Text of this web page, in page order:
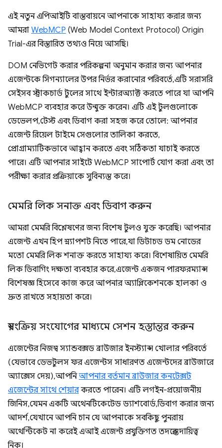
এই নতুন এপিআইটি বাস্তবায়নে আপনাকে সাহায্য করার জন্য
আমরা WebMCP (Web Model Context Protocol) Origin
Trial-এর বিস্তারিত তথ্যও নিয়ে আসছি।
DOM নেভিগেট করার পরিকল্পনা অনুমান করার জন্য আপনার
এজেন্টকে সিগন্যালের উপর নির্ভর করানোর পরিবর্তে, এটি সরাসরি
সেইসব স্ট্রাকচার্ড টুলের সাথে ইন্টারঅ্যাক্ট করতে পারে যা আপনি
WebMCP ব্যবহার করে উন্মুক্ত করেন। এটি এই টুলগুলোকে
ডেভেলপ, টেস্ট এবং ডিবাগ করা সহজ করে তোলে: আপনার
এজেন্ট রিয়েল টাইমে সেগুলোর তালিকা করতে,
প্রোগ্রাম্যাটিকভাবে আহ্বান করতে এবং সঠিকতা যাচাই করতে
পারে। এটি আপনার সাইটে WebMCP সাপোর্ট যোগ করা এবং তা
পরীক্ষা করার প্রক্রিয়াকে সুবিন্যস্ত করে।
মেমরি লিক সনাক্ত এবং ডিবাগ করুন
আমরা মেমরি বিশ্লেষণের জন্য বিশেষ টুলও যুক্ত করেছি। আপনার
এজেন্ট এখন হিপ স্ন্যাপশট নিতে পারে, যা ডিটাচড ডম নোডের
মতো মেমরি লিক শনাক্ত করতে সাহায্য করে। বিশেষায়িত মেমরি
লিক ডিবাগিং দক্ষতা ব্যবহার করে, এজেন্ট একজন পারফরম্যান্স
বিশেষজ্ঞ হিসেবে কাজ করে আপনার অ্যাপ্লিকেশনকে হালকা ও
দ্রুত রাখতে সহায়তা করে।
স্বয়ংক্রিয় সংযোগের মাধ্যমে সেশন হস্তান্তর করুন
এজেন্টের নিজস্ব স্যান্ডবক্সড ব্রাউজার ইনস্ট্যান্স খোলার পরিবর্তে
(যেভাবে ডেভটুলস ফর এজেন্টস সাধারণত এজেন্টদের ব্রাউজারে
অ্যাক্সেস দেয়), আপনিআপনার বর্তমান ব্রাউজার কনটেক্সট
এজেন্টের সাথে শেয়ারকরতে পারেন। এটি লগইন-প্রয়োজনীয়
জিনিস, যেমন একটি অথেনটিকেটেড ড্যাশবোর্ড, ডিবাগ করার জন্য
আদর্শ, যেখানে আপনি চান যে আপনাকে সবকিছু পুনরায়
অথেন্টিকেট না করেই এআই এজেন্ট প্রযুক্তিগত তদন্তের দায়িত্ব
নিক।